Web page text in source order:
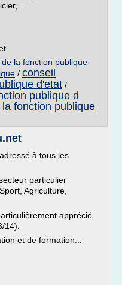
la fonction publique
/ conseil
d'etat /
publique d
fonction publique
à tous les
particulier
Agriculture,
apprécié
14).
et de formation...